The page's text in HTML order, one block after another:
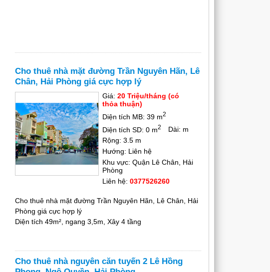
Cho thuê nhà mặt đường Trần Nguyên Hãn, Lê
Chân, Hải Phòng giá cực hợp lý
Giá:20 Triệu/tháng (có
thỏa thuận)
Diện tích MB: 39 m2
Diện tích SD: 0 m2
Dài: m
Rộng: 3.5 m
Hướng: Liên hệ
Khu vực: Quận Lê Chân, Hải
Phòng
Liên hệ:0377526260
Cho thuê nhà mặt đường Trần Nguyên Hãn, Lê Chân, Hải
Phòng giá cực hợp lý
Diện tích 49m², ngang 3,5m, Xây 4 tầng
Cho thuê nhà nguyên căn tuyến 2 Lê Hồng